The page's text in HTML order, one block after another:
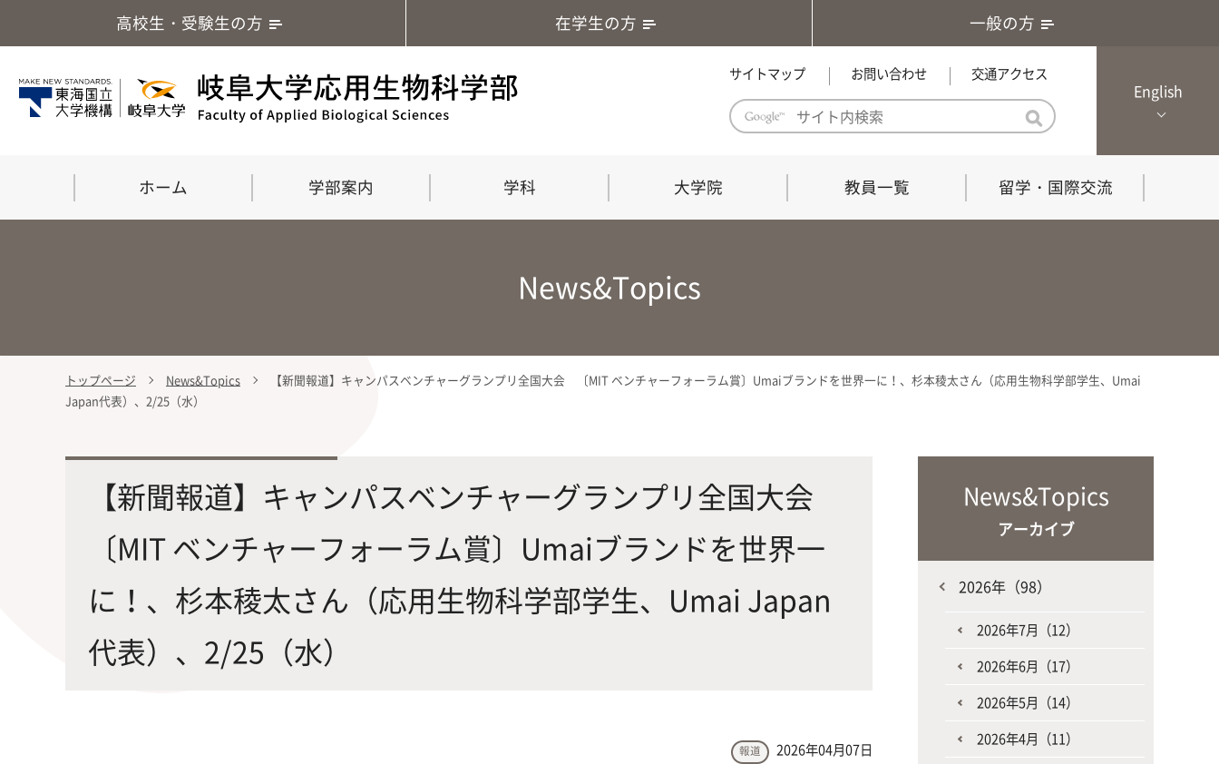
高校生・受験生の方 在学生の方 一般の方
サイトマップ お問い合わせ 交通アクセス
English
ホーム 学部案内
学部案内
教育理念・教育目標
「専門的能力の要素」「達成すべき
水準」「評価方法」
学科の教育における３つの方針と専
門的能力
学科
応用生命化学科
を融合し、生命化学のチカラで未来
食農生命科学科 生物圏環境学科 共同獣医学科
健康だけでなく、あらゆる命の専門
動物科学プログラム
旧課程・コースはこちら 生産環境科学課程
大学院
大学院
連合獣医学研究科（博士課程）
教員一覧 留学・国際交流
留学・国際交流
News&Topics
トップページ News&Topics
【新聞報道】キャンパスベンチャーグランプリ全国大会 〔MIT ベンチャーフォーラム賞〕Umaiブランドを世界一に！、杉本稜太さん（応用生物科学部学生、Umai
Japan代表）、2/25（水）
【新聞報道】キャンパスベンチャーグランプリ全国大会
〔MIT ベンチャーフォーラム賞〕Umaiブランドを世界一
に！、杉本稜太さん（応用生物科学部学生、Umai Japan
代表）、2/25（水）
報道 2026年04月07日
News&Topics
アーカイブ
2026年（98）
2026年7月（12）
2026年6月（17）
2026年5月（14）
2026年4月（11）